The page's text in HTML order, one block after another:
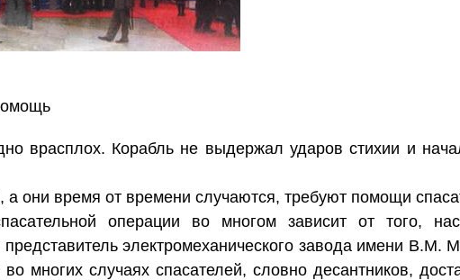
врасплох. Корабль не выдержал ударов стихии и
а они время от времени случаются, требуют помощи
операции во многом зависит от того,
электромеханического завода имени
многих случаях спасателей, словно десантников,